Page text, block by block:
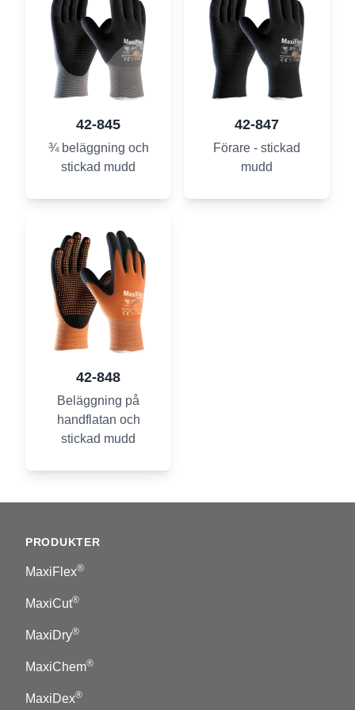
42-845
¾ beläggning och
stickad mudd
42-847
Förare - stickad
mudd
42-848
Beläggning på
handflatan och
stickad mudd
PRODUKTER
MaxiFlex®
MaxiCut®
MaxiDry®
MaxiChem®
MaxiDex®